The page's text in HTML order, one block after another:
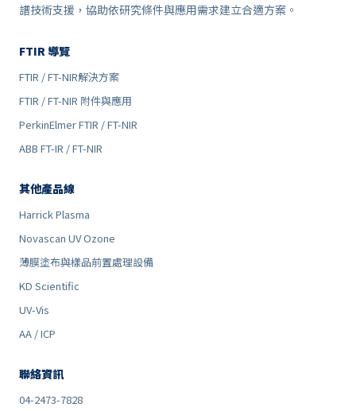
譜技術支援，協助依研究條件與應用需求建立合適方案。
FTIR 導覽
FTIR / FT-NIR解決方案
FTIR / FT-NIR 附件與應用
PerkinElmer FTIR / FT-NIR
ABB FT-IR / FT-NIR
其他產品線
Harrick Plasma
Novascan UV Ozone
薄膜塗布與樣品前置處理設備
KD Scientific
UV-Vis
AA / ICP
聯絡資訊
04-2473-7828